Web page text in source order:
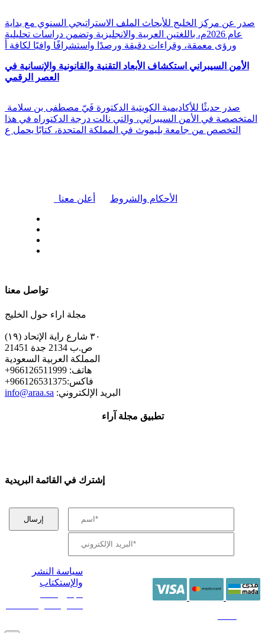
صدر عن مركز الخليج للأبحاث الملف الاستراتيجي السنوي مع بداية
عام 2026م، باللغتين العربية والانجليزية وتضمن دراسات تحليلية
ورؤى معمقة، وقراءات دقيقة ورصدًا واستشرافًا وافيًا لكافة أ
الأمن السيبراني استكشاف الأبعاد التقنية والقانونية والإنسانية في
العصر الرقمي
المتخصصة في الأمن السيبراني، والتي نالت درجة الدكتوراه في هذا
التخصص من جامعة بليموث في المملكة المتحدة، كتابًا يحمل ع
أعلن معنا الأحكام والشروط
تواصل معنا
مجلة اراء حول الخليج
٣٠ شارع راية الإتحاد (١٩)
ص.ب 2134 جدة 21451
المملكة العربية السعودية
+هاتف: 966126511999
+فاكس:966126531375
info@araa.sa :البريد الإلكتروني
تطبيق مجلة آراء
إشترك في القائمة البريدية
سياسة النشر
والإستكتاب